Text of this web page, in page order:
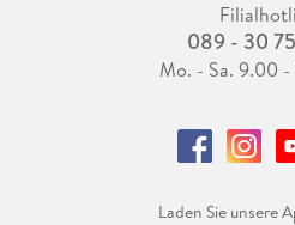
089 - 30
Mo. - Sa. 9.00
Laden Sie unsere